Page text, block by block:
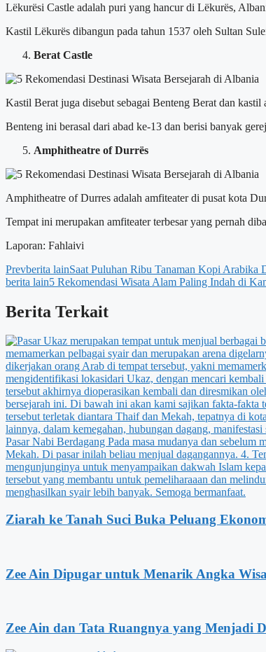
Lëkurësi Castle adalah puri yang hancur di Lëkurës,
Kastil Lëkurës dibangun pada tahun 1537 oleh Sultan
Berat Castle
Kastil Berat juga disebut sebagai Benteng Berat dan
Benteng ini berasal dari abad ke-13 dan berisi banyak
Amphitheatre of Durrës
Amphitheatre of Durres adalah amfiteater di pusat kota
Tempat ini merupakan amfiteater terbesar yang pernah
Laporan: Fahlaivi
Prevberita lainSaat Puluhan Ribu Tanaman Kopi
berita lain5 Rekomendasi Wisata Alam Paling Indah di
Berita Terkait
Ziarah ke Tanah Suci Buka Peluang
Zee Ain Dipugar untuk Menarik Angka
Zee Ain dan Tata Ruangnya yang Menjadi